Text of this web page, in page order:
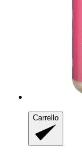
Carrello